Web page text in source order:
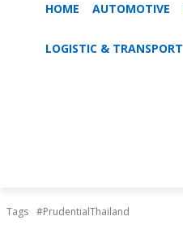
HOME AUTOMOTIVE
LOGISTIC & TRANSPORT
Tags #PrudentialThailand